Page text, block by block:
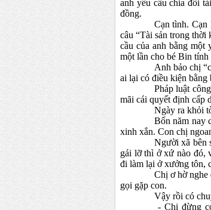
anh yêu cầu chia đôi
đồng.
Cạn tình. Cạn
câu “Tài sản trong thời
cầu của anh bằng một
một lần cho bé Bin
Anh bảo chị
ai lại có điều kiện
Pháp luật
mãi cái quyết định cấp
Ngày ra khỏi
Bốn năm nay
xinh xắn. Con chị
Người xã bên
gái lỡ thì ở xứ nào đó,
đi làm lại ở xưởng tôn,
Chị ơ hờ
gọi gặp con.
Vậy rồi có
- Chị đừng